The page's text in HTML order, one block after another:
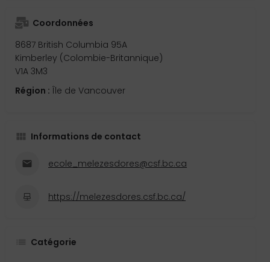
Coordonnées
8687 British Columbia 95A
Kimberley (Colombie-Britannique)
V1A 3M3
Région : Île de Vancouver
Informations de contact
ecole_melezesdores@csf.bc.ca
https://melezesdores.csf.bc.ca/
Catégorie